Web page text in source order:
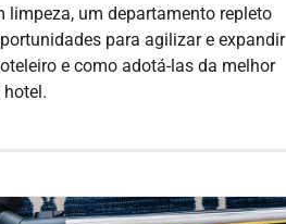
limpeza, um departamento repleto
para agilizar e expandir
e como adotá-las da melhor